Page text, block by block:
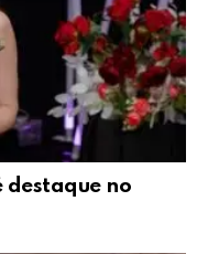
destaque no